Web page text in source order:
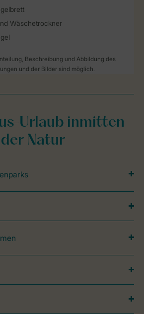
Wäschetrockner
Beschreibung und Abbildung des
und der Bilder sind möglich.
Urlaub inmitten
der Natur